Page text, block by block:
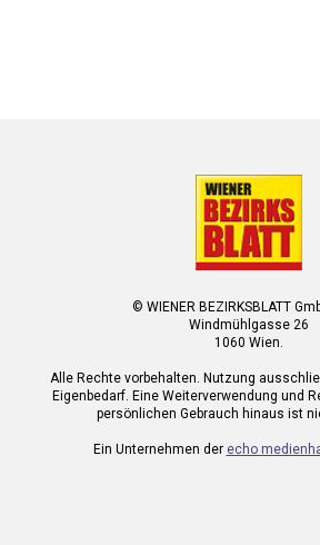
© WIENER BEZIRKSBLATT
Windmühlgasse 26
1060 Wien.
Alle Rechte vorbehalten. Nutzung
Eigenbedarf. Eine Weiterverwendung und
persönlichen Gebrauch hinaus ist
Ein Unternehmen der echo